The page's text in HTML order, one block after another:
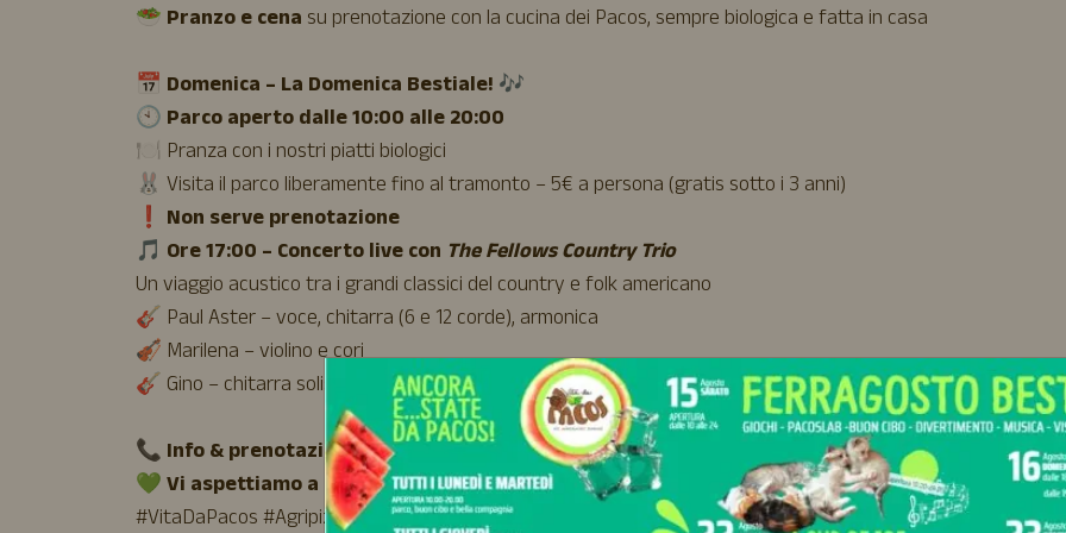
🥗 Pranzo e cena su prenotazione con la cucina dei Pacos, sempre biologica e fatta in casa
📅 Domenica – La Domenica Bestiale! 🎶
🕙 Parco aperto dalle 10:00 alle 20:00
🍽️ Pranza con i nostri piatti biologici
🐰 Visita il parco liberamente fino al tramonto – 5€ a persona (gratis sotto i 3 anni)
❗ Non serve prenotazione
🎵 Ore 17:00 – Concerto live con The Fellows Country Trio
Un viaggio acustico tra i grandi classici del country e folk americano
🎸 Paul Aster – voce, chitarra (6 e 12 corde), armonica
🎻 Marilena – violino e cori
🎸 Gino – chitarra solista (acustica ed elettrica)
📞 Info & prenotazioni:324 959 3678
💚Vi aspettiamo a braccia aperte!
#VitaDaPacos #Agripizza #PacosLab #DomenicaBestiale #Eventi #CiboBio #FattoriaDidattica